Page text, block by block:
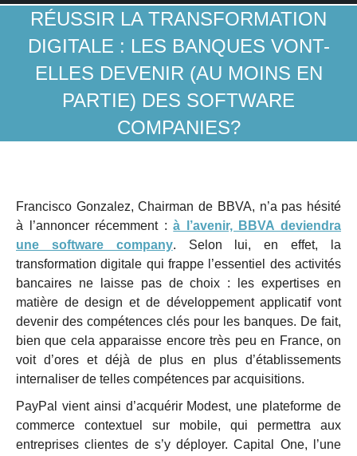
RÉUSSIR LA TRANSFORMATION
DIGITALE : LES BANQUES VONT-
ELLES DEVENIR (AU MOINS EN
PARTIE) DES SOFTWARE
COMPANIES?
Francisco Gonzalez, Chairman de BBVA, n’a pas hésité
à l’annoncer récemment :à l’avenir, BBVA deviendra
une software company. Selon lui, en effet, la
transformation digitale qui frappe l’essentiel des activités
bancaires ne laisse pas de choix : les expertises en
matière de design et de développement applicatif vont
devenir des compétences clés pour les banques. De fait,
bien que cela apparaisse encore très peu en France, on
voit d’ores et déjà de plus en plus d’établissements
internaliser de telles compétences par acquisitions.
PayPal vient ainsi d’acquérir Modest, une plateforme de
commerce contextuel sur mobile, qui permettra aux
entreprises clientes de s’y déployer. Capital One, l’une